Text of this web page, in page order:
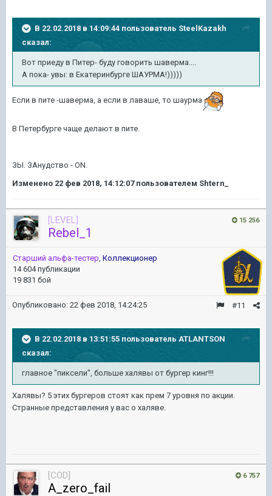
В 22.02.2018 в 14:09:44 пользователь SteelKazakh
сказал:
Вот приеду в Питер- буду говорить шаверма....
А пока- увы: в Екатеринбурге ШАУРМА!)))))
Если в пите -шаверма, а если в лаваше, то шаурма
В Петербурге чаще делают в пите.
ЗЫ. ЗАнудство - ON.
Изменено 22 фев 2018, 14:12:07пользователем Shtern_
15 256
[LEVEL]
Rebel_1
Старший альфа-тестер, Коллекционер
14 604 публикации
19 831 бой
#11
Опубликовано: 22 фев 2018, 14:24:25
В 22.02.2018 в 13:51:55 пользователь ATLANTSON
сказал:
главное "пиксели", больше халявы от бургер кинг!!!
Халявы? 5 этих бургеров стоят как прем 7 уровня по акции.
Странные представления у вас о халяве.
6 757
[COD]
A_zero_fail